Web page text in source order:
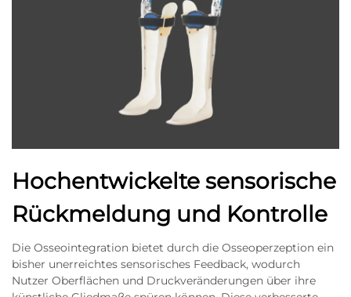
Hochentwickelte sensorische
Rückmeldung und Kontrolle
Die Osseointegration bietet durch die Osseoperzeption ein
bisher unerreichtes sensorisches Feedback, wodurch
Nutzer Oberflächen und Druckveränderungen über ihre